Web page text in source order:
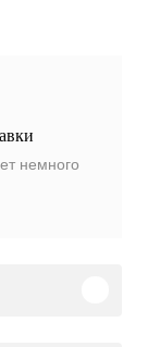
немного